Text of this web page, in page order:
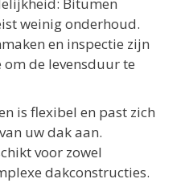
weinig onderhoud.
en inspectie zijn
de levensduur te
is flexibel en past zich
uw dak aan.
voor zowel
dakconstructies.